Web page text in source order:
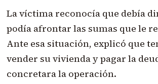
La víctima reconocía que debía
podía afrontar las sumas que le
Ante esa situación, explicó que
vender su vivienda y pagar la
concretara la operación.